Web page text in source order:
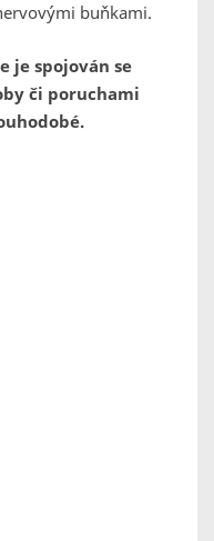
buňkami.
je spojován se
či poruchami